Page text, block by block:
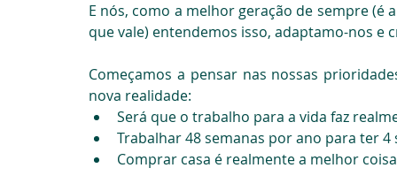
E nós, como a melhor geração de sempre (é
que vale) entendemos isso, adaptamo-nos e
Começamos a pensar nas nossas
nova realidade:
Será que o trabalho para a vida faz
Trabalhar 48 semanas por ano para ter 4
Comprar casa é realmente a melhor